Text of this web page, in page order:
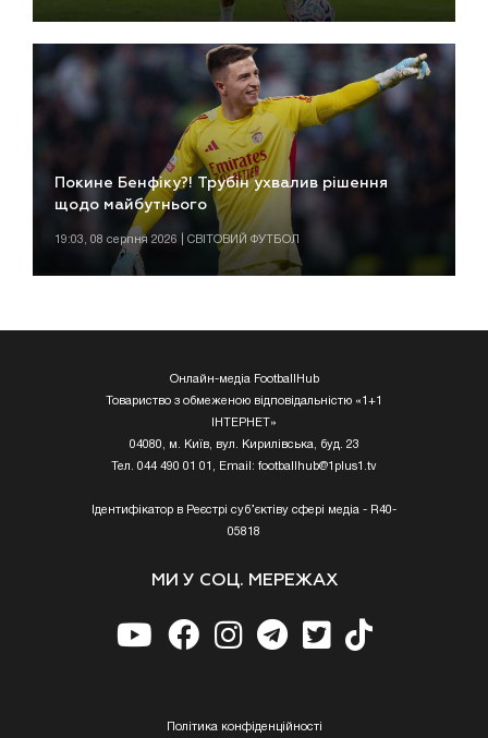
Покине Бенфіку?! Трубін ухвалив рішення
щодо майбутнього
19:03, 08 серпня 2026 | СВІТОВИЙ ФУТБОЛ
Онлайн-медіа FootballHub
Товариство з обмеженою відповідальністю «1+1
ІНТЕРНЕТ»
04080, м. Київ, вул. Кирилівська, буд. 23
Тел. 044 490 01 01, Email: footballhub@1plus1.tv
Ідентифікатор в Реєстрі суб’єктіву сфері медіа - R40-
05818
МИ У СОЦ. МЕРЕЖАХ
Полiтика конфiденцiйностi